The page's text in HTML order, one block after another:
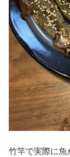
竹竿で実際に魚